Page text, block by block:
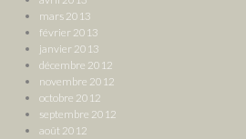
mars 2013
février 2013
janvier 2013
décembre 2012
novembre 2012
octobre 2012
septembre 2012
août 2012